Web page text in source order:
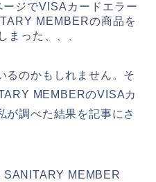
ジでVISAカードエラー
MEMBERの商品を
まった、、、
るのかもしれません。そ
MEMBERのVISAカ
が調べた結果を記事にさ
SANITARY MEMBER